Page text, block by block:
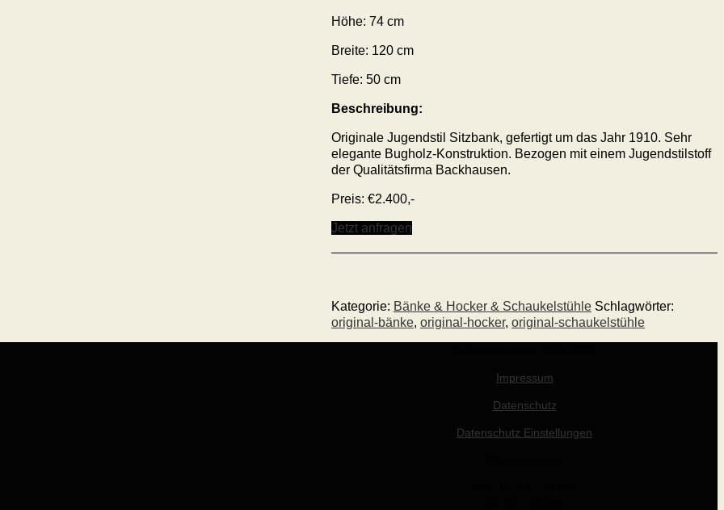
Höhe: 74 cm
Breite: 120 cm
Tiefe: 50 cm
Beschreibung:
Originale Jugendstil Sitzbank, gefertigt um das Jahr 1910. Sehr
elegante Bugholz-Konstruktion. Bezogen mit einem Jugendstilstoff
der Qualitätsfirma Backhausen.
Preis: €2.400,-
Jetzt anfragen
Kategorie: Bänke & Hocker & Schaukelstühle Schlagwörter:
original-bänke, original-hocker, original-schaukelstühle
Impressum
Datenschutz
Datenschutz Einstellungen